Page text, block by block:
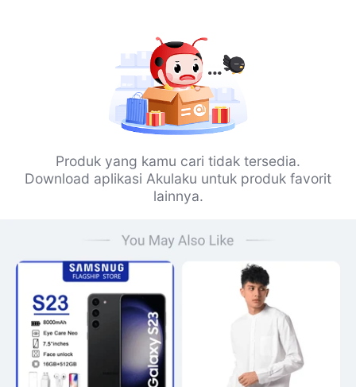
Produk yang kamu cari tidak tersedia.
Download aplikasi Akulaku untuk produk favorit
lainnya.